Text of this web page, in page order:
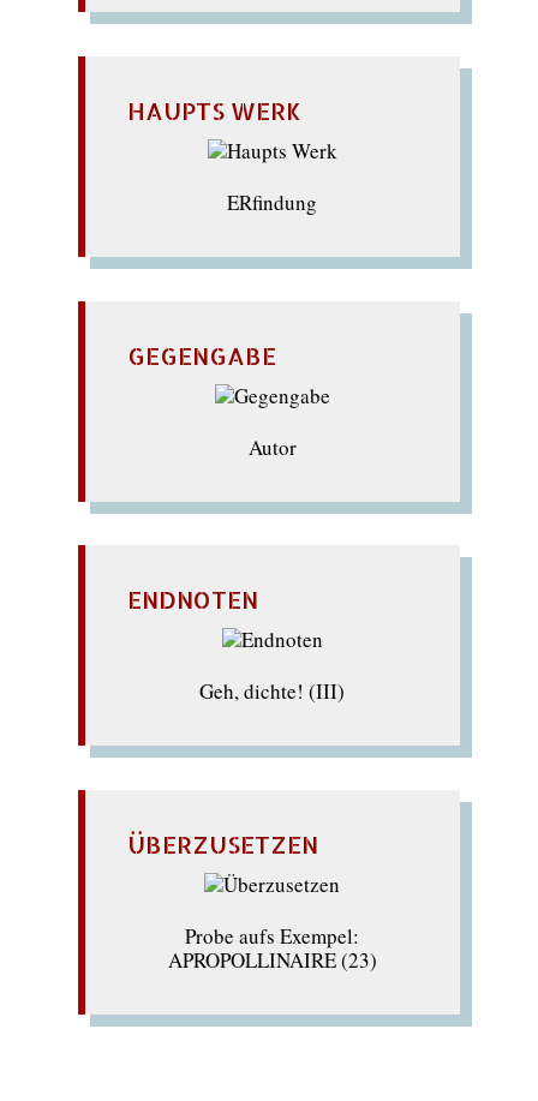
HAUPTS WERK
ERfindung
GEGENGABE
Autor
ENDNOTEN
Geh, dichte! (III)
ÜBERZUSETZEN
Probe aufs Exempel:
APROPOLLINAIRE (23)